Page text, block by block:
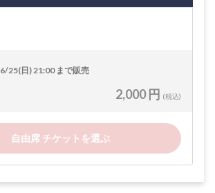
6/25(日) 21:00 まで販売
2,000 円 (税込)
自由席 チケットを選ぶ